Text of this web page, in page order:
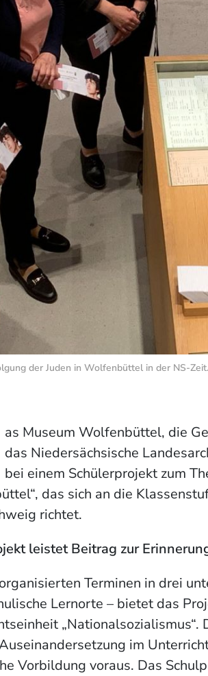
der Juden in Wolfenbüttel in der NS-
as Museum Wolfenbüttel, die
das Niedersächsische
bei einem Schülerprojekt zum
das sich an die
richtet.
leistet Beitrag zur
Terminen in drei
Lernorte – bietet das
im
Vorbildung voraus. Das